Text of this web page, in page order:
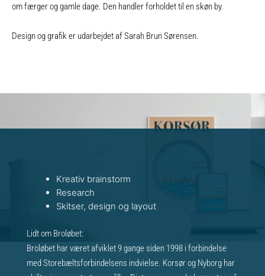
om færger og gamle dage. Den handler forholdet til en skøn by.
Design og grafik er udarbejdet af Sarah Brun Sørensen.
Kreativ brainstorm
Research
Skitser, design og layout
Lidt om Broløbet:
Broløbet har været afviklet 9 gange siden 1998 i forbindelse
med Storebæltsforbindelsens indvielse. Korsør og Nyborg har